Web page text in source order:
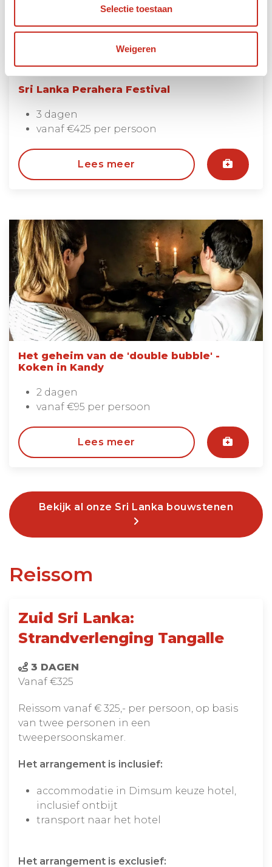
Selectie toestaan
Weigeren
Sri Lanka Perahera Festival
3 dagen
vanaf €425 per persoon
Lees meer
Het geheim van de 'double bubble' -
Koken in Kandy
2 dagen
vanaf €95 per persoon
Lees meer
Bekijk al onze Sri Lanka bouwstenen
Reissom
Zuid Sri Lanka:
Strandverlenging Tangalle
3 DAGEN
Vanaf €325
Reissom vanaf € 325,- per persoon, op basis
van twee personen in een
tweepersoonskamer.
Het arrangement is inclusief:
accommodatie in Dimsum keuze hotel,
inclusief ontbijt
transport naar het hotel
Het arrangement is exclusief: